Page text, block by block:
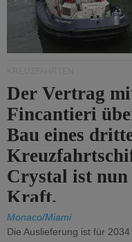
Der Vertrag
Fincantieri
Bau eines
Crystal ist
Kraft.
Monaco/Miami
Die Auslieferung ist für 2034